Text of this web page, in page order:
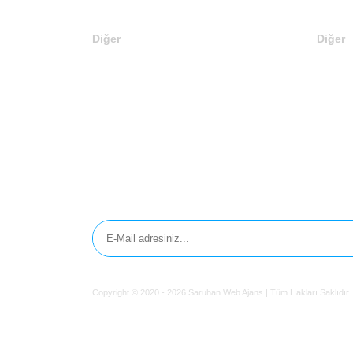
Diğer
Diğer
Copyright © 2020 - 2026 Saruhan Web Ajans | Tüm Hakları